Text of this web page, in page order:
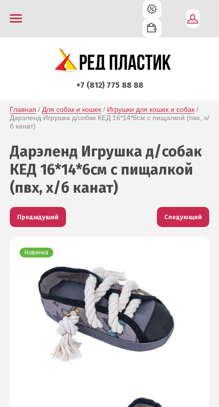
+7 (812) 775 88 88
Главная / Для собак и кошек / Игрушки для кошек и собак /
Дарэленд Игрушка д/собак КЕД 16*14*6см с пищалкой (пвх, х/
б канат)
Дарэленд Игрушка д/собак
КЕД 16*14*6см с пищалкой
(пвх, х/б канат)
Предыдущий Следующий
Новинка